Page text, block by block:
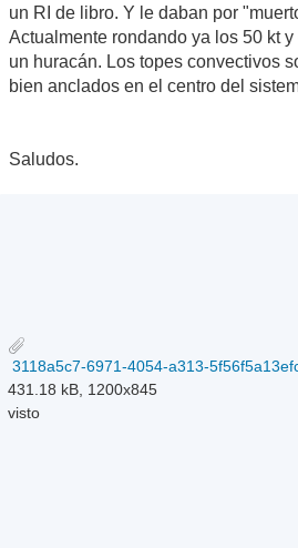
un RI de libro. Y le daban por
Actualmente rondando ya los 50 kt
un huracán. Los topes convectivos
bien anclados en el centro del
Saludos.
3118a5c7-6971-4054-a313-
431.18 kB, 1200x845
visto